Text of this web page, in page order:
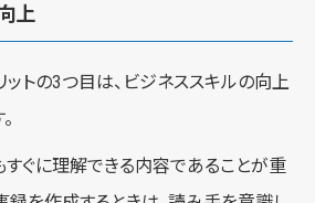
上
トの3つ目は、ビジネススキルの向上
ぐに理解できる内容であることが重